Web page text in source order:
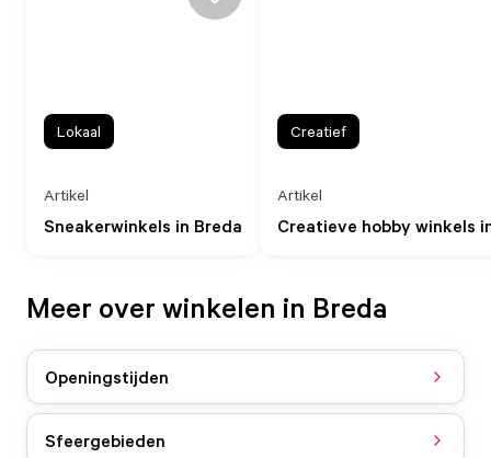
Sneakerwinkels in Breda
Artikel
Lokaal
Creatieve hobby winkels
Artikel
Creatief
Meer over winkelen in Breda
Openingstijden
Sfeergebieden